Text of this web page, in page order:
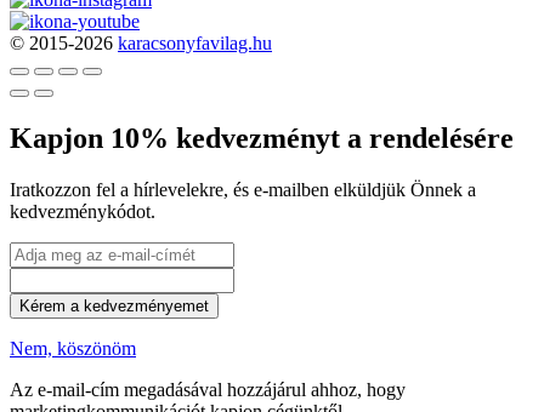
© 2015-2026 karacsonyfavilag.hu
Kapjon 10% kedvezményt a rendelésére
Iratkozzon fel a hírlevelekre, és e-mailben elküldjük Önnek a
kedvezménykódot.
Kérem a kedvezményemet
Nem, köszönöm
Az e-mail-cím megadásával hozzájárul ahhoz, hogy